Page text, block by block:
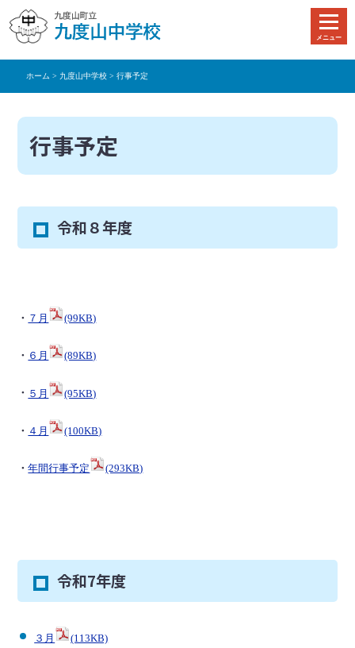
文
移
メニュー
ホーム > 九度山中学校 > 行事予定
行事予定
令和８年度
・ ７月 (99KB)
・ ６月 (89KB)
・ ５月 (95KB)
・ ４月 (100KB)
・年間行事予定 (293KB)
令和7年度
３月 (113KB)